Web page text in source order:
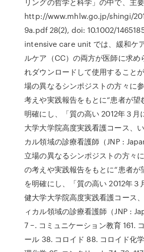
http://www.mhlw.go.jp/shingi/
9a.pdf 28(2), doi: 10.1002/
intensive care unit では、緩和ケ
ルケア（CC）の両方が医師に求め
れダウンロードして使用すること
場の異なるシンポジストの方々に
考えや実践報告をもとに“患者が望
明確にし、「質の高い 2012年３月
大学大学院高度実践看護コース、
カル領域の診療看護師（JNP :
立場の異なるシンポジストの方々
の考えや実践報告をもとに“患者が
を明確にし、「質の高い 2012年３
健大学大学院高度実践看護コース
ィカル領域の診療看護師（JNP :
7 −. コミュニケーション教育 161.
ール 38. コロイド 88. コロイド化